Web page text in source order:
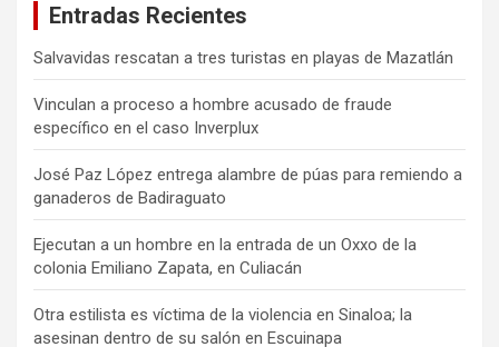
Entradas Recientes
Salvavidas rescatan a tres turistas en playas de Mazatlán
Vinculan a proceso a hombre acusado de fraude
específico en el caso Inverplux
José Paz López entrega alambre de púas para remiendo a
ganaderos de Badiraguato
Ejecutan a un hombre en la entrada de un Oxxo de la
colonia Emiliano Zapata, en Culiacán
Otra estilista es víctima de la violencia en Sinaloa; la
asesinan dentro de su salón en Escuinapa